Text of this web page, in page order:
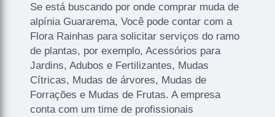
Se está buscando por onde comprar muda de
alpínia Guararema, Você pode contar com a
Flora Rainhas para solicitar serviços do ramo
de plantas, por exemplo, Acessórios para
Jardins, Adubos e Fertilizantes, Mudas
Cítricas, Mudas de árvores, Mudas de
Forrações e Mudas de Frutas. A empresa
conta com um time de profissionais